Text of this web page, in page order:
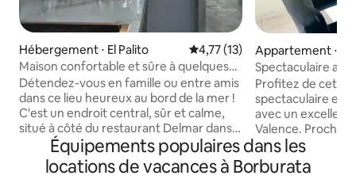
Hébergement ⋅ El Palito Évaluation moyenne sur la
4,77 (13)
Maison confortable et sûre à quelques
pas de la mer
Détendez-vous en famille ou entre amis
dans ce lieu heureux au bord de la mer !
C'est un endroit central, sûr et calme,
situé à côté du restaurant Delmar dans
le village "El Palito", Puerto Cabello. C'est
une maison spacieuse, confortable et
confortable, entièrement équipée avec
Appartement ⋅
Spectaculaire
fibre optique
Profitez de cet
spectaculaire
avec un
Valence. Proche
services à
OPTIQUE haute
dans toutes les
Équipements populaires dans les
locations de vacances à Borburata